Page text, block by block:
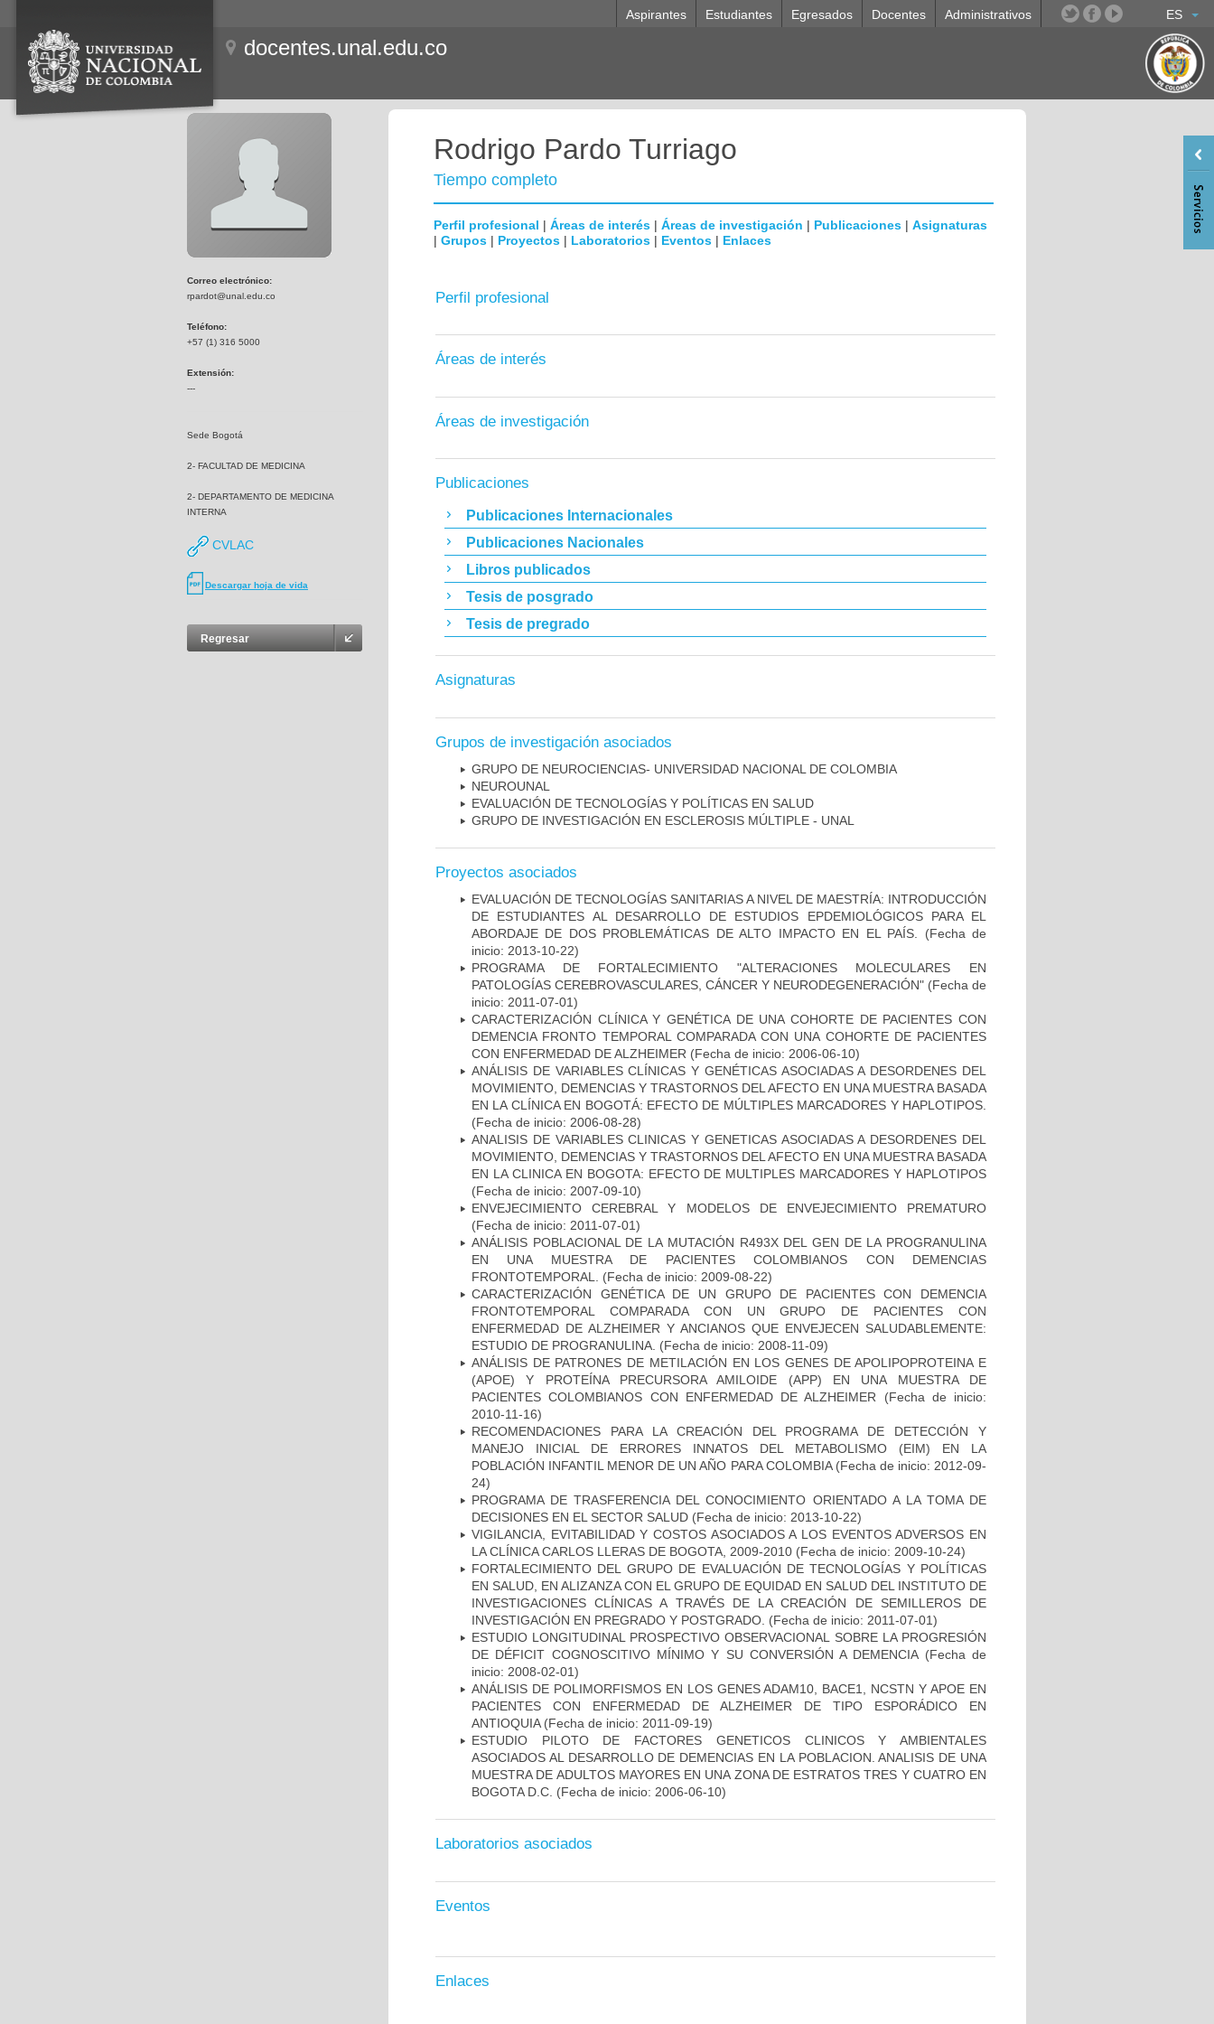
ES
Aspirantes Estudiantes Egresados Docentes Administrativos
docentes.unal.edu.co
Correo electrónico:
rpardot@unal.edu.co
Teléfono:
+57 (1) 316 5000
Extensión:
---
Sede Bogotá
2- FACULTAD DE MEDICINA
2- DEPARTAMENTO DE MEDICINA
INTERNA
CVLAC
Descargar hoja de vida
Regresar
Rodrigo Pardo Turriago
Tiempo completo
Perfil profesional | Áreas de interés | Áreas de investigación | Publicaciones | Asignaturas
| Grupos | Proyectos | Laboratorios | Eventos | Enlaces
Perfil profesional
Áreas de interés
Áreas de investigación
Publicaciones
Publicaciones Internacionales
Publicaciones Nacionales
Libros publicados
Tesis de posgrado
Tesis de pregrado
Asignaturas
Grupos de investigación asociados
GRUPO DE NEUROCIENCIAS- UNIVERSIDAD NACIONAL DE COLOMBIA
NEUROUNAL
EVALUACIÓN DE TECNOLOGÍAS Y POLÍTICAS EN SALUD
GRUPO DE INVESTIGACIÓN EN ESCLEROSIS MÚLTIPLE - UNAL
Proyectos asociados
EVALUACIÓN DE TECNOLOGÍAS SANITARIAS A NIVEL DE MAESTRÍA: INTRODUCCIÓN
DE ESTUDIANTES AL DESARROLLO DE ESTUDIOS EPDEMIOLÓGICOS PARA EL
ABORDAJE DE DOS PROBLEMÁTICAS DE ALTO IMPACTO EN EL PAÍS.
(Fecha de
inicio: 2013-10-22)
PROGRAMA DE FORTALECIMIENTO "ALTERACIONES MOLECULARES EN
PATOLOGÍAS CEREBROVASCULARES, CÁNCER Y NEURODEGENERACIÓN" (Fecha de
inicio: 2011-07-01)
CARACTERIZACIÓN CLÍNICA Y GENÉTICA DE UNA COHORTE DE PACIENTES CON
DEMENCIA FRONTO TEMPORAL COMPARADA CON UNA COHORTE DE PACIENTES
CON ENFERMEDAD DE ALZHEIMER (Fecha de inicio: 2006-06-10)
ANÁLISIS DE VARIABLES CLÍNICAS Y GENÉTICAS ASOCIADAS A DESORDENES DEL
MOVIMIENTO, DEMENCIAS Y TRASTORNOS DEL AFECTO EN UNA MUESTRA BASADA
EN LA CLÍNICA EN BOGOTÁ: EFECTO DE MÚLTIPLES MARCADORES Y HAPLOTIPOS.
(Fecha de inicio: 2006-08-28)
ANALISIS DE VARIABLES CLINICAS Y GENETICAS ASOCIADAS A DESORDENES DEL
MOVIMIENTO, DEMENCIAS Y TRASTORNOS DEL AFECTO EN UNA MUESTRA BASADA
EN LA CLINICA EN BOGOTA: EFECTO DE MULTIPLES MARCADORES Y HAPLOTIPOS
(Fecha de inicio: 2007-09-10)
ENVEJECIMIENTO CEREBRAL Y MODELOS DE ENVEJECIMIENTO PREMATURO
(Fecha de inicio: 2011-07-01)
ANÁLISIS POBLACIONAL DE LA MUTACIÓN R493X DEL GEN DE LA PROGRANULINA
EN UNA MUESTRA DE PACIENTES COLOMBIANOS CON DEMENCIAS
FRONTOTEMPORAL.
(Fecha de inicio: 2009-08-22)
CARACTERIZACIÓN GENÉTICA DE UN GRUPO DE PACIENTES CON DEMENCIA
FRONTOTEMPORAL COMPARADA CON UN GRUPO DE PACIENTES CON
ENFERMEDAD DE ALZHEIMER Y ANCIANOS QUE ENVEJECEN SALUDABLEMENTE:
ESTUDIO DE PROGRANULINA. (Fecha de inicio: 2008-11-09)
ANÁLISIS DE PATRONES DE METILACIÓN EN LOS GENES DE APOLIPOPROTEINA E
(APOE) Y PROTEÍNA PRECURSORA AMILOIDE (APP) EN UNA MUESTRA DE
PACIENTES COLOMBIANOS CON ENFERMEDAD DE ALZHEIMER (Fecha de inicio:
2010-11-16)
RECOMENDACIONES PARA LA CREACIÓN DEL PROGRAMA DE DETECCIÓN Y
MANEJO INICIAL DE ERRORES INNATOS DEL METABOLISMO (EIM) EN LA
POBLACIÓN INFANTIL MENOR DE UN AÑO PARA COLOMBIA(Fecha de inicio: 2012-09-
24)
PROGRAMA DE TRASFERENCIA DEL CONOCIMIENTO ORIENTADO A LA TOMA DE
DECISIONES EN EL SECTOR SALUD (Fecha de inicio: 2013-10-22)
VIGILANCIA, EVITABILIDAD Y COSTOS ASOCIADOS A LOS EVENTOS ADVERSOS EN
LA CLÍNICA CARLOS LLERAS DE BOGOTA, 2009-2010 (Fecha de inicio: 2009-10-24)
FORTALECIMIENTO DEL GRUPO DE EVALUACIÓN DE TECNOLOGÍAS Y POLÍTICAS
EN SALUD, EN ALIZANZA CON EL GRUPO DE EQUIDAD EN SALUD DEL INSTITUTO DE
INVESTIGACIONES CLÍNICAS A TRAVÉS DE LA CREACIÓN DE SEMILLEROS DE
INVESTIGACIÓN EN PREGRADO Y POSTGRADO. (Fecha de inicio: 2011-07-01)
ESTUDIO LONGITUDINAL PROSPECTIVO OBSERVACIONAL SOBRE LA PROGRESIÓN
DE DÉFICIT COGNOSCITIVO MÍNIMO Y SU CONVERSIÓN A DEMENCIA(Fecha de
inicio: 2008-02-01)
ANÁLISIS DE POLIMORFISMOS EN LOS GENES ADAM10, BACE1, NCSTN Y APOE EN
PACIENTES CON ENFERMEDAD DE ALZHEIMER DE TIPO ESPORÁDICO EN
ANTIOQUIA(Fecha de inicio: 2011-09-19)
ESTUDIO PILOTO DE FACTORES GENETICOS CLINICOS Y AMBIENTALES
ASOCIADOS AL DESARROLLO DE DEMENCIAS EN LA POBLACION. ANALISIS DE UNA
MUESTRA DE ADULTOS MAYORES EN UNA ZONA DE ESTRATOS TRES Y CUATRO EN
BOGOTA D.C. (Fecha de inicio: 2006-06-10)
Laboratorios asociados
Eventos
Enlaces